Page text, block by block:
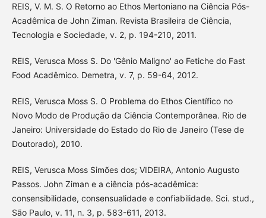
REIS, V. M. S. O Retorno ao Ethos Mertoniano na Ciência Pós-
Acadêmica de John Ziman. Revista Brasileira de Ciência,
Tecnologia e Sociedade, v. 2, p. 194-210, 2011.
REIS, Verusca Moss S. Do 'Gênio Maligno' ao Fetiche do Fast
Food Acadêmico. Demetra, v. 7, p. 59-64, 2012.
REIS, Verusca Moss S. O Problema do Ethos Científico no
Novo Modo de Produção da Ciência Contemporânea. Rio de
Janeiro: Universidade do Estado do Rio de Janeiro (Tese de
Doutorado), 2010.
REIS, Verusca Moss Simões dos; VIDEIRA, Antonio Augusto
Passos. John Ziman e a ciência pós-acadêmica:
consensibilidade, consensualidade e confiabilidade. Sci. stud.,
São Paulo, v. 11, n. 3, p. 583-611, 2013.